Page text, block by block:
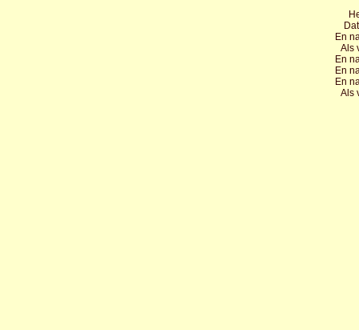
En
Als
En
En
En
Als